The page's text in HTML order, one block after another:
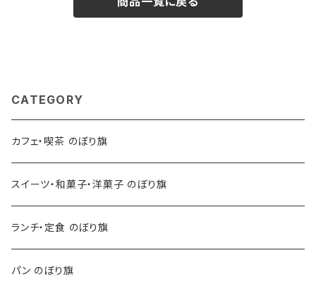
CATEGORY
カフェ・喫茶 のぼり旗
スイーツ・和菓子・洋菓子 のぼり旗
ランチ・定食 のぼり旗
パン のぼり旗